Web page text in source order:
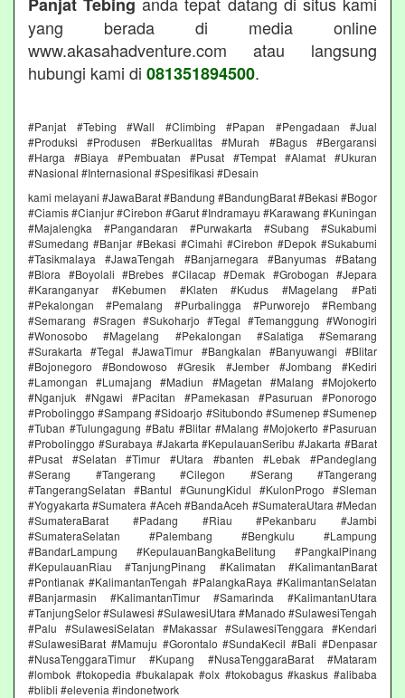
yang berada di media online
www.akasahadventure.com atau langsung
hubungi kami di 081351894500.
#Panjat #Tebing #Wall #Climbing #Papan #Pengadaan #Jual
#Produksi #Produsen #Berkualitas #Murah #Bagus #Bergaransi
#Harga #Biaya #Pembuatan #Pusat #Tempat #Alamat #Ukuran
#Nasional #Internasional #Spesifikasi #Desain
kami melayani #JawaBarat #Bandung #BandungBarat #Bekasi #Bogor
#Ciamis #Cianjur #Cirebon #Garut #Indramayu #Karawang #Kuningan
#Majalengka #Pangandaran #Purwakarta #Subang #Sukabumi
#Sumedang #Banjar #Bekasi #Cimahi #Cirebon #Depok #Sukabumi
#Tasikmalaya #JawaTengah #Banjarnegara #Banyumas #Batang
#Blora #Boyolali #Brebes #Cilacap #Demak #Grobogan #Jepara
#Karanganyar #Kebumen #Klaten #Kudus #Magelang #Pati
#Pekalongan #Pemalang #Purbalingga #Purworejo #Rembang
#Semarang #Sragen #Sukoharjo #Tegal #Temanggung #Wonogiri
#Wonosobo #Magelang #Pekalongan #Salatiga #Semarang
#Surakarta #Tegal #JawaTimur #Bangkalan #Banyuwangi #Blitar
#Bojonegoro #Bondowoso #Gresik #Jember #Jombang #Kediri
#Lamongan #Lumajang #Madiun #Magetan #Malang #Mojokerto
#Nganjuk #Ngawi #Pacitan #Pamekasan #Pasuruan #Ponorogo
#Probolinggo #Sampang #Sidoarjo #Situbondo #Sumenep #Sumenep
#Tuban #Tulungagung #Batu #Blitar #Malang #Mojokerto #Pasuruan
#Probolinggo #Surabaya #Jakarta #KepulauanSeribu #Jakarta #Barat
#Pusat #Selatan #Timur #Utara #banten #Lebak #Pandeglang
#Serang #Tangerang #Cilegon #Serang #Tangerang
#TangerangSelatan #Bantul #GunungKidul #KulonProgo #Sleman
#Yogyakarta #Sumatera #Aceh #BandaAceh #SumateraUtara #Medan
#SumateraBarat #Padang #Riau #Pekanbaru #Jambi
#SumateraSelatan #Palembang #Bengkulu #Lampung
#BandarLampung #KepulauanBangkaBelitung #PangkalPinang
#KepulauanRiau #TanjungPinang #Kalimatan #KalimantanBarat
#Pontianak #KalimantanTengah #PalangkaRaya #KalimantanSelatan
#Banjarmasin #KalimantanTimur #Samarinda #KalimantanUtara
#TanjungSelor #Sulawesi #SulawesiUtara #Manado #SulawesiTengah
#Palu #SulawesiSelatan #Makassar #SulawesiTenggara #Kendari
#SulawesiBarat #Mamuju #Gorontalo #SundaKecil #Bali #Denpasar
#NusaTenggaraTimur #Kupang #NusaTenggaraBarat #Mataram
#lombok #tokopedia #bukalapak #olx #tokobagus #kaskus #alibaba
#blibli #elevenia #indonetwork